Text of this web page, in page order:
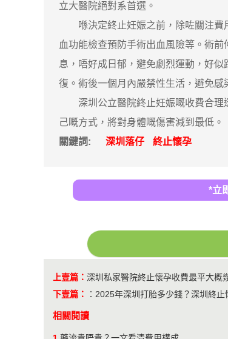
立大醫院絕對系首選。
喺決定終止妊娠之前，除咗關注費用
血功能檢查預防手術出血風險等。術
息，唔好成日郁，避免劇烈運動，好
復。術後一個月內嚴禁性生活，避免
深圳公立醫院終止妊娠嘅收費合理透
己嘅方式，將對身體嘅傷害減到最低。
關鍵詞:
深圳落仔 終止懷孕
*立
上壹篇： 深圳私家醫院終止懷孕收費最平大概
下壹篇：
： 2025年深圳打胎多少錢？深圳終止
相關閱讀